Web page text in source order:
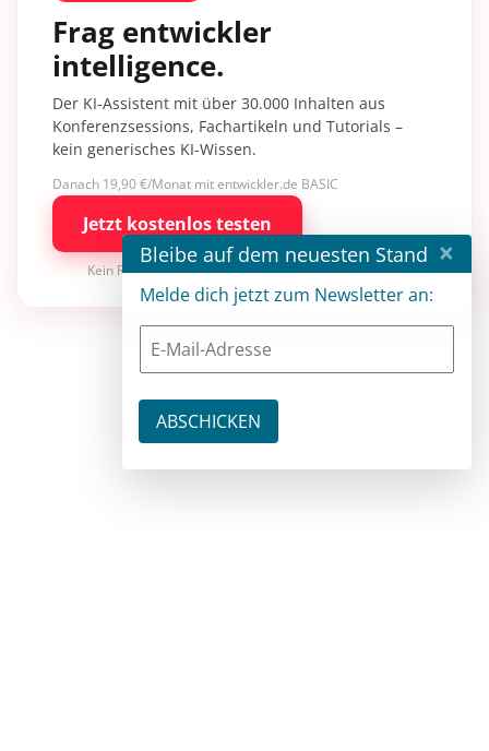
Frag entwickler
intelligence.
Der KI-Assistent mit über 30.000 Inhalten aus
Konferenzsessions, Fachartikeln und Tutorials –
kein generisches KI-Wissen.
Danach 19,90 €/Monat mit entwickler.de BASIC
Jetzt kostenlos testen
Kein Risiko · jederzeit kündbar
Bleibe auf dem neuesten Stand ×
Melde dich jetzt zum Newsletter an: